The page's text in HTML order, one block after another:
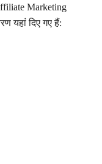
Marketing
यहां दिए गए हैं: